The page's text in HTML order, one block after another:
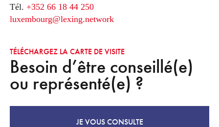
Besoin d’être conseillé(e)
ou représenté(e) ?
JE VOUS CONSULTE
Tél. +352 66 18 44 250
luxembourg@lexing.network
TÉLÉCHARGEZ LA CARTE DE VISITE